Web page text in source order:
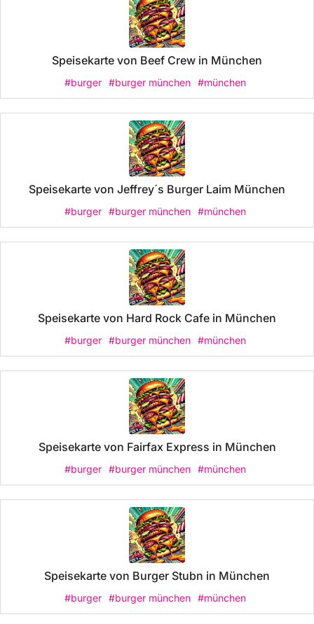
Speisekarte von Beef Crew in München
#burger #burger münchen #münchen
Speisekarte von Jeffrey´s Burger Laim München
#burger #burger münchen #münchen
Speisekarte von Hard Rock Cafe in München
#burger #burger münchen #münchen
Speisekarte von Fairfax Express in München
#burger #burger münchen #münchen
Speisekarte von Burger Stubn in München
#burger #burger münchen #münchen